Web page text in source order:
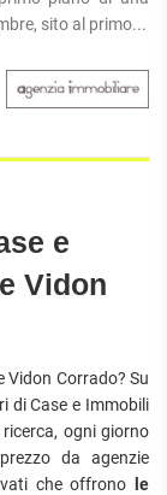
sito al primo...
e
Vidon
Corrado? Su
di Case e Immobili
ogni giorno
da agenzie
che offrono le